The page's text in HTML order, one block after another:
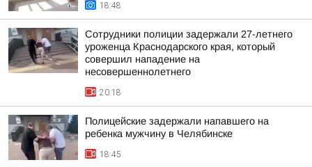
18:48
Сотрудники полиции задержали 27-летнего
уроженца Краснодарского края, который
совершил нападение на
несовершеннолетнего
20:18
Полицейские задержали напавшего на
ребенка мужчину в Челябинске
18:45